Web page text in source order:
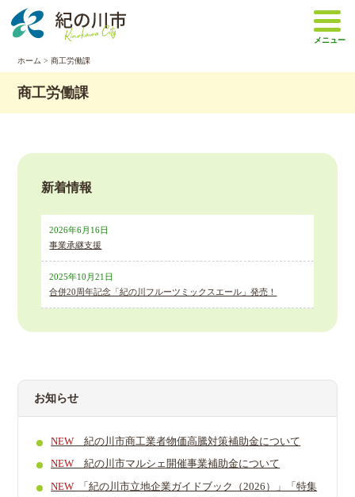
メニュー
ホーム >商工労働課
商工労働課
新着情報
2026年6月16日
事業承継支援
2025年10月21日
合併20周年記念「紀の川フルーツミックスエール」発売！
お知らせ
NEW 紀の川市商工業者物価高騰対策補助金について
NEW 紀の川市マルシェ開催事業補助金について
NEW
「紀の川市立地企業ガイドブック（2026）」「特集